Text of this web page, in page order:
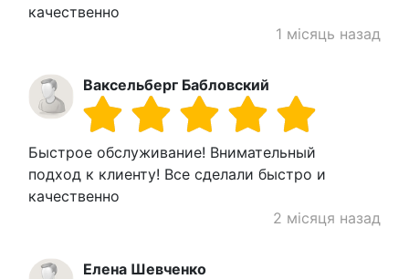
качественно
1 місяць назад
Ваксельберг Бабловский
Быстрое обслуживание! Внимательный
подход к клиенту! Все сделали быстро и
качественно
2 місяця назад
Елена Шевченко